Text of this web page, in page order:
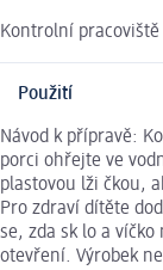
Kontrolní pracoviště
Použití
Návod k přípravě:
porci ohřejte ve
plastovou lži čkou,
Pro zdraví dítěte
se, zda sk lo a
otevření. Výrobek